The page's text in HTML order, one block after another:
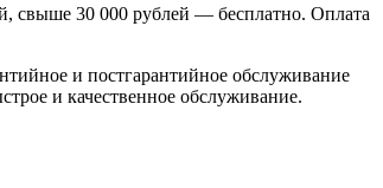
свыше 30 000 рублей — бесплатно. Оплата
и постгарантийное обслуживание
и качественное обслуживание.